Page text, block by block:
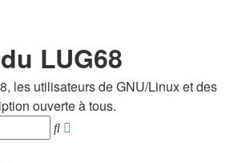
LUG68
les utilisateurs de GNU/Linux et des
ouverte à tous.
Rechercher